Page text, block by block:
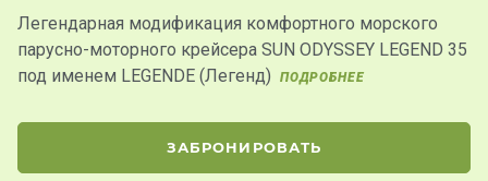
Легендарная модификация комфортного морского
парусно-моторного крейсера SUN ODYSSEY LEGEND 35
под именем LEGENDE (Легенд)
ПОДРОБНЕЕ
ЗАБРОНИРОВАТЬ